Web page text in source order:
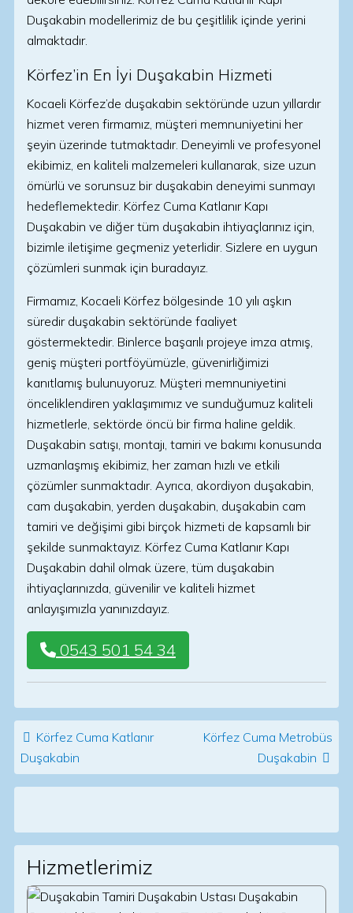
Duşakabin modellerimiz de bu çeşitlilik içinde yerini
almaktadır.
Körfez’in En İyi Duşakabin Hizmeti
Kocaeli Körfez’de duşakabin sektöründe uzun yıllardır
hizmet veren firmamız, müşteri memnuniyetini her
şeyin üzerinde tutmaktadır. Deneyimli ve profesyonel
ekibimiz, en kaliteli malzemeleri kullanarak, size uzun
ömürlü ve sorunsuz bir duşakabin deneyimi sunmayı
hedeflemektedir. Körfez Cuma Katlanır Kapı
Duşakabin ve diğer tüm duşakabin ihtiyaçlarınız için,
bizimle iletişime geçmeniz yeterlidir. Sizlere en uygun
çözümleri sunmak için buradayız.
Firmamız, Kocaeli Körfez bölgesinde 10 yılı aşkın
süredir duşakabin sektöründe faaliyet
göstermektedir. Binlerce başarılı projeye imza atmış,
geniş müşteri portföyümüzle, güvenirliğimizi
kanıtlamış bulunuyoruz. Müşteri memnuniyetini
önceliklendiren yaklaşımımız ve sunduğumuz kaliteli
hizmetlerle, sektörde öncü bir firma haline geldik.
Duşakabin satışı, montajı, tamiri ve bakımı konusunda
uzmanlaşmış ekibimiz, her zaman hızlı ve etkili
çözümler sunmaktadır. Ayrıca, akordiyon duşakabin,
cam duşakabin, yerden duşakabin, duşakabin cam
tamiri ve değişimi gibi birçok hizmeti de kapsamlı bir
şekilde sunmaktayız. Körfez Cuma Katlanır Kapı
Duşakabin dahil olmak üzere, tüm duşakabin
ihtiyaçlarınızda, güvenilir ve kaliteli hizmet
anlayışımızla yanınızdayız.
0543 501 54 34
Post navigation
Körfez Cuma Katlanır
Duşakabin
Körfez Cuma Metrobüs
Duşakabin
Hizmetlerimiz